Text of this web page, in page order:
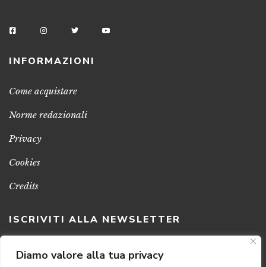
Diamo valore alla tua privacy
INFORMAZIONI
Come acquistare
Norme redazionali
Privacy
Cookies
Credits
ISCRIVITI ALLA NEWSLETTER
Clicca sul pulsante per ricevere le nostre ultime novità,
notizie e promozioni